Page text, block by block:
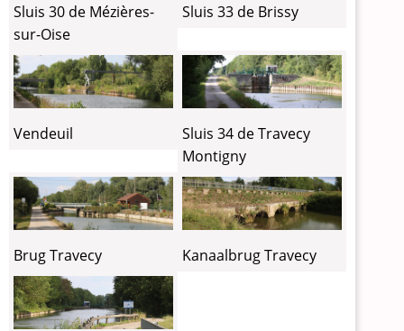
Sluis 30 de Mézières-
sur-Oise
Sluis 33 de Brissy
Vendeuil
Sluis 34 de Travecy
Montigny
Brug Travecy Kanaalbrug Travecy